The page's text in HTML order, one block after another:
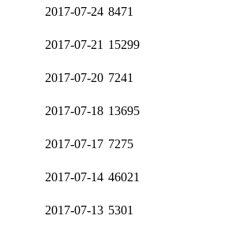
2017-07-24 8471
2017-07-21 15299
2017-07-20 7241
2017-07-18 13695
2017-07-17 7275
2017-07-14 46021
2017-07-13 5301